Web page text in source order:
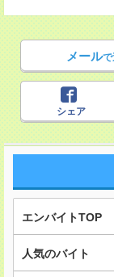
メールで
シェア
エンバイトTOP
人気のバイト